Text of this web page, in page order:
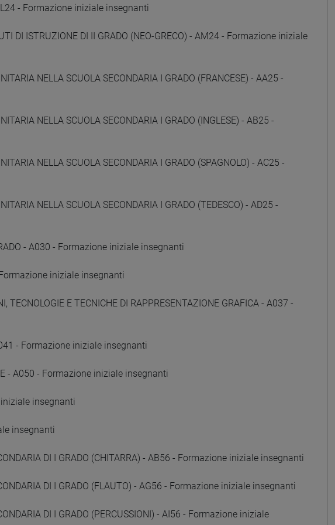
- Formazione iniziale insegnanti
DI ISTRUZIONE DI II GRADO (NEO-GRECO) - AM24 - Formazione iniziale
NELLA SCUOLA SECONDARIA I GRADO (FRANCESE) - AA25 -
NELLA SCUOLA SECONDARIA I GRADO (INGLESE) - AB25 -
NELLA SCUOLA SECONDARIA I GRADO (SPAGNOLO) - AC25 -
NELLA SCUOLA SECONDARIA I GRADO (TEDESCO) - AD25 -
- A030 - Formazione iniziale insegnanti
Formazione iniziale insegnanti
TECNOLOGIE E TECNICHE DI RAPPRESENTAZIONE GRAFICA - A037 -
- Formazione iniziale insegnanti
- A050 - Formazione iniziale insegnanti
iniziale insegnanti
insegnanti
DI I GRADO (CHITARRA) - AB56 - Formazione iniziale insegnanti
DI I GRADO (FLAUTO) - AG56 - Formazione iniziale insegnanti
DI I GRADO (PERCUSSIONI) - AI56 - Formazione iniziale